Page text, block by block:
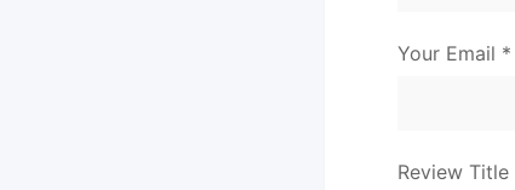
Your Email *
Review Title